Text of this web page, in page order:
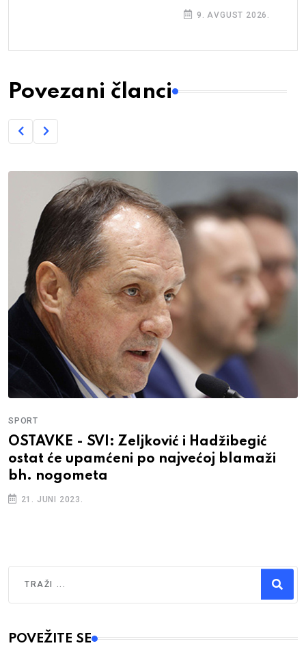
9. AVGUST 2026.
Povezani članci
SPORT
OSTAVKE - SVI: Zeljković i Hadžibegić
ostat će upamćeni po najvećoj blamaži
bh. nogometa
21. JUNI 2023.
Type 2 or more characters for results.
POVEŽITE SE